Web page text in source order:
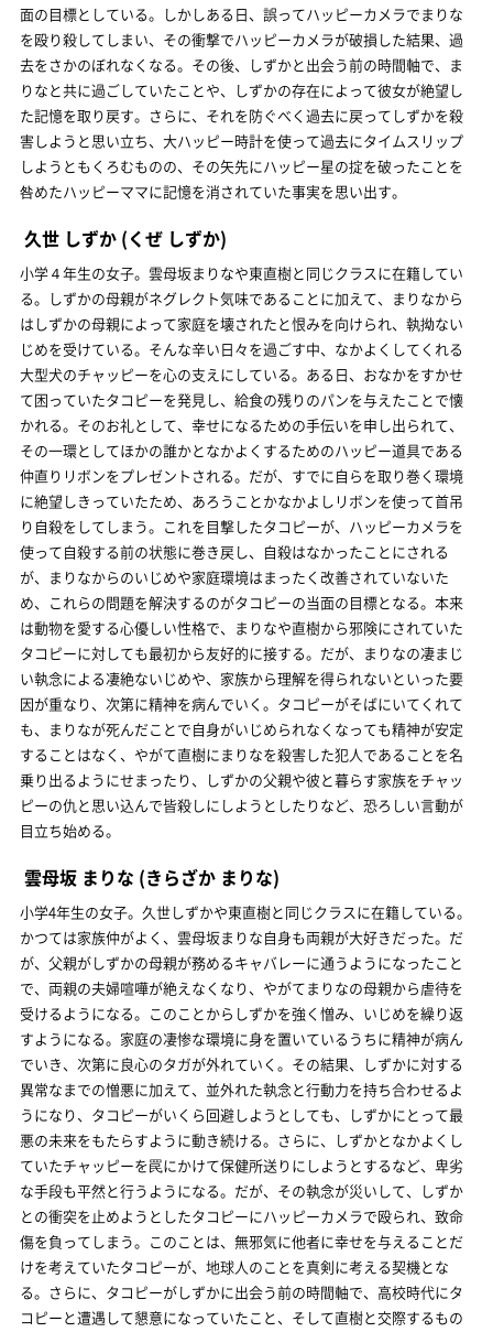
面の目標としている。しかしある日、誤ってハッピーカメラでまりな
を殴り殺してしまい、その衝撃でハッピーカメラが破損した結果、過
去をさかのぼれなくなる。その後、しずかと出会う前の時間軸で、ま
りなと共に過ごしていたことや、しずかの存在によって彼女が絶望し
た記憶を取り戻す。さらに、それを防ぐべく過去に戻ってしずかを殺
害しようと思い立ち、大ハッピー時計を使って過去にタイムスリップ
しようともくろむものの、その矢先にハッピー星の掟を破ったことを
咎めたハッピーママに記憶を消されていた事実を思い出す。
久世 しずか (くぜ しずか)
小学４年生の女子。雲母坂まりなや東直樹と同じクラスに在籍してい
る。しずかの母親がネグレクト気味であることに加えて、まりなから
はしずかの母親によって家庭を壊されたと恨みを向けられ、執拗ない
じめを受けている。そんな辛い日々を過ごす中、なかよくしてくれる
大型犬のチャッピーを心の支えにしている。ある日、おなかをすかせ
て困っていたタコピーを発見し、給食の残りのパンを与えたことで懐
かれる。そのお礼として、幸せになるための手伝いを申し出られて、
その一環としてほかの誰かとなかよくするためのハッピー道具である
仲直りリボンをプレゼントされる。だが、すでに自らを取り巻く環境
に絶望しきっていたため、あろうことかなかよしリボンを使って首吊
り自殺をしてしまう。これを目撃したタコピーが、ハッピーカメラを
使って自殺する前の状態に巻き戻し、自殺はなかったことにされる
が、まりなからのいじめや家庭環境はまったく改善されていないた
め、これらの問題を解決するのがタコピーの当面の目標となる。本来
は動物を愛する心優しい性格で、まりなや直樹から邪険にされていた
タコピーに対しても最初から友好的に接する。だが、まりなの凄まじ
い執念による凄絶ないじめや、家族から理解を得られないといった要
因が重なり、次第に精神を病んでいく。タコピーがそばにいてくれて
も、まりなが死んだことで自身がいじめられなくなっても精神が安定
することはなく、やがて直樹にまりなを殺害した犯人であることを名
乗り出るようにせまったり、しずかの父親や彼と暮らす家族をチャッ
ピーの仇と思い込んで皆殺しにしようとしたりなど、恐ろしい言動が
目立ち始める。
雲母坂 まりな (きらざか まりな)
小学4年生の女子。久世しずかや東直樹と同じクラスに在籍している。
かつては家族仲がよく、雲母坂まりな自身も両親が大好きだった。だ
が、父親がしずかの母親が務めるキャバレーに通うようになったこと
で、両親の夫婦喧嘩が絶えなくなり、やがてまりなの母親から虐待を
受けるようになる。このことからしずかを強く憎み、いじめを繰り返
すようになる。家庭の凄惨な環境に身を置いているうちに精神が病ん
でいき、次第に良心のタガが外れていく。その結果、しずかに対する
異常なまでの憎悪に加えて、並外れた執念と行動力を持ち合わせるよ
うになり、タコピーがいくら回避しようとしても、しずかにとって最
悪の未来をもたらすように動き続ける。さらに、しずかとなかよくし
ていたチャッピーを罠にかけて保健所送りにしようとするなど、卑劣
な手段も平然と行うようになる。だが、その執念が災いして、しずか
との衝突を止めようとしたタコピーにハッピーカメラで殴られ、致命
傷を負ってしまう。このことは、無邪気に他者に幸せを与えることだ
けを考えていたタコピーが、地球人のことを真剣に考える契機とな
る。さらに、タコピーがしずかに出会う前の時間軸で、高校時代にタ
コピーと遭遇して懇意になっていたこと、そして直樹と交際するもの